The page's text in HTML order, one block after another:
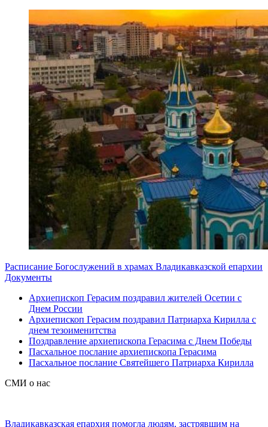
Расписание Богослужений в храмах Владикавказской епархии
Документы
Архиепископ Герасим поздравил жителей Осетии с
Днем России
Архиепископ Герасим поздравил Патриарха Кирилла с
днем тезоименитства
Поздравление архиепископа Герасима с Днем Победы
Пасхальное послание архиепископа Герасима
Пасхальное послание Святейшего Патриарха Кирилла
СМИ о нас
Владикавказская епархия помогла людям, застрявшим на